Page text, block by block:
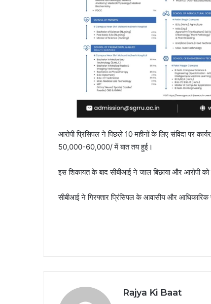
आरोपी प्रिंसिपल ने पिछले 10 महीनों के लिए संविदा पर
50,000-60,000/ में बात तय हुई।
इस शिकायत के बाद सीबीआई ने जाल बिछाया और आरोपी
सीबीआई ने गिरफ्तार प्रिंसिपल के आवासीय और
Rajya Ki Baat